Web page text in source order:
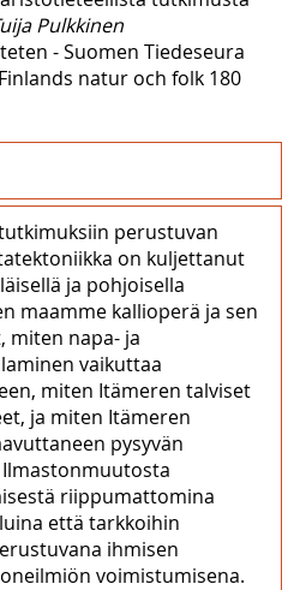
Pulkkinen
- Suomen Tiedeseura
natur och folk 180
perustuvan
on kuljettanut
ja pohjoisella
maamme kallioperä ja sen
miten napa- ja
vaikuttaa
miten Itämeren talviset
ja miten Itämeren
pysyvän
riippumattomina
että tarkkoihin
ihmisen
voimistumisena.